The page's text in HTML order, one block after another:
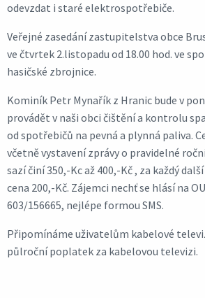
odevzdat i staré elektrospotřebiče.
Veřejné zasedání zastupitelstva obce
ve čtvrtek 2.listopadu od 18.00 hod. ve
hasičské zbrojnice.
Kominík Petr Mynařík z Hranic bude v
provádět v naši obci čištění a kontrolu
od spotřebičů na pevná a plynná paliva.
včetně vystavení zprávy o pravidelné
sazí činí 350,-Kc až 400,-Kč , za každý
cena 200,-Kč. Zájemci nechť se hlásí na
603/156665, nejlépe formou SMS.
Připomínáme uživatelům kabelové
půlroční poplatek za kabelovou televizi.